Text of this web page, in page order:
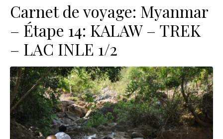
Carnet de voyage: Myanmar
– Étape 14: KALAW – TREK
– LAC INLE 1/2